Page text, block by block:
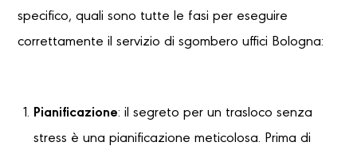
specifico, quali sono tutte le fasi per eseguire
correttamente il servizio di sgombero uffici Bologna:
Pianificazione: il segreto per un trasloco senza
stress è una pianificazione meticolosa. Prima di